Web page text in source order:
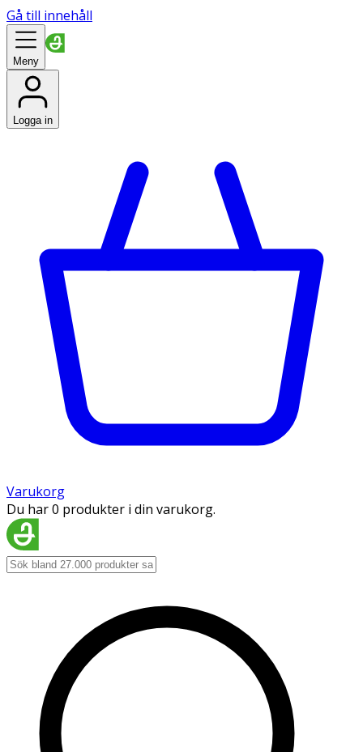
Gå till innehåll
Meny
Logga in
Varukorg
Du har 0 produkter i din varukorg.